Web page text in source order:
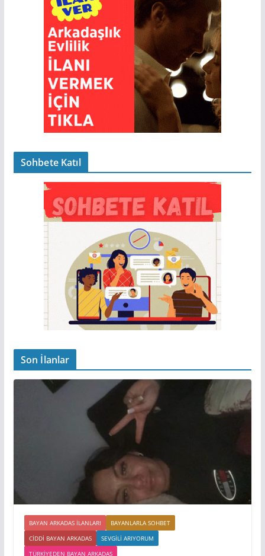
Sohbete Katıl
Son İlanlar
BAYAN ARKADAS ILANLARI
BAYANLARLA SOHBET
CIDDI BAYAN ARKADAS
SEVGILI ARIYORUM
TÜRKIYEDEN BAYAN ARKADAŞ